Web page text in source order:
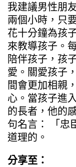
我建議男性朋
兩個小時，只
花十分鐘為孩
來教導孩子。
陪伴孩子，孩
愛。關愛孩子
間會更加相親
心。當孩子進
的長者，他的
句名言： 「忠
道理的。
分享至：